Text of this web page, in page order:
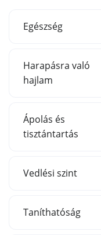
Egészség
Harapásra való
hajlam
Ápolás és
tisztántartás
Vedlési szint
Taníthatóság